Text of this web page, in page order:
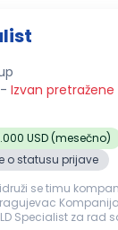
- Izvan pretražene
USD (mesečno)
o statusu prijave
se timu
Specialist za rad